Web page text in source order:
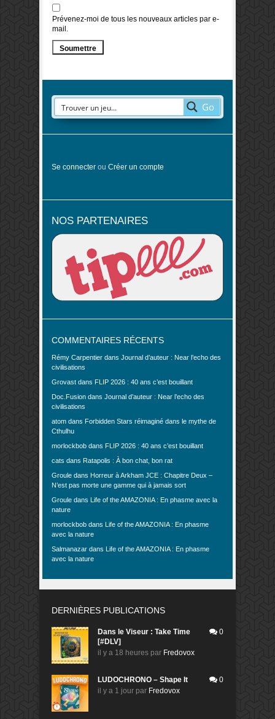
Prévenez-moi de tous les nouveaux articles par e-
mail.
Go
Se connecter ou Créer un compte
NOS PARTENAIRES
COMMENTAIRES RÉCENTS
Rémy Carpentier dans Journal d’auteur : Near l’echo des
civilisations
Grovast dans FLIP 2026 : 40 ans c’est bouillant
Doc.Fusion dans Journal d’auteur : Near l’echo des
civilisations
atom dans Forbidden Stars réimaginé dans le mythe de
Cthulhu
morlockbob dans FLIP 2026 : 40 ans c’est bouillant
cats dans Ratapolis : À bon chat, bon rat
Groule dans Horreur à Arkham JCE : Chapitre Deux –
N’est pas morte une gamme qui à jamais sort
Groule dans Life of the AMAZONIA : En phasme avec la
nature
morlockbob dans Life of the AMAZONIA : En phasme
avec la nature
Salmanazar dans Life of the AMAZONIA : En phasme
avec la nature
DERNIÈRES PUBLICATIONS
Dans le Viseur : Take Time
[#DLV]
il y a 18 heures par Fredovox
0
LUDOCHRONO – Shape It
il y a 1 jour par Fredovox
0